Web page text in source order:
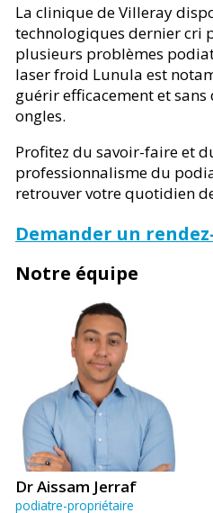
La clinique de Villeray
technologiques dernier cri
plusieurs problèmes
laser froid Lunula est
guérir efficacement et
ongles.
Profitez du savoir-faire et
professionnalisme du
retrouver votre quotidien
Demander un
Notre équipe
Dr Aissam Jerraf
podiatre-propriétaire